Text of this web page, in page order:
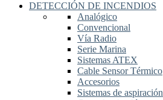
DETECCIÓN DE INCENDIOS
Analógico
Convencional
Vía Radio
Serie Marina
Sistemas ATEX
Cable Sensor Térmico
Accesorios
Sistemas de aspiración